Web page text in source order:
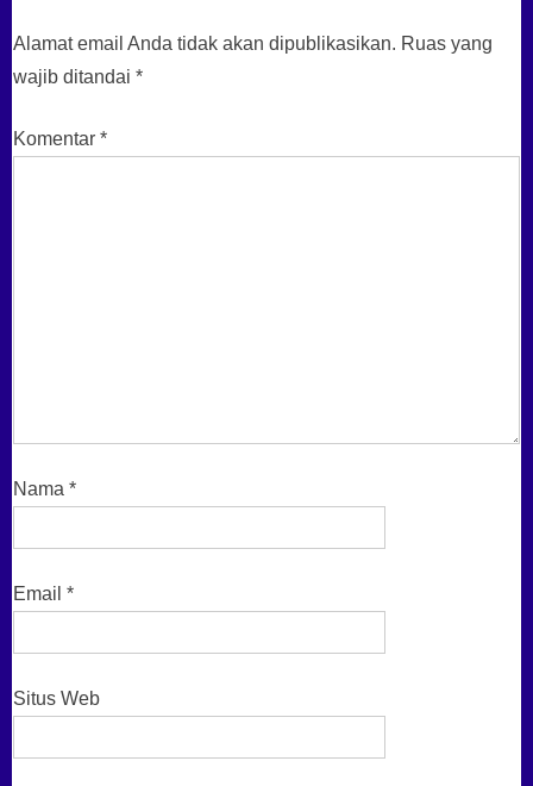
Alamat email Anda tidak akan dipublikasikan. Ruas yang
wajib ditandai *
Komentar *
Nama *
Email *
Situs Web